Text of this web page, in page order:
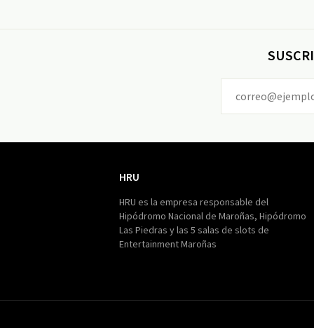
HRU
HRU es la empresa responsable del
Hipódromo Nacional de Maroñas, Hipódromo
Las Piedras y las 5 salas de slots de
Entertainment Maroñas